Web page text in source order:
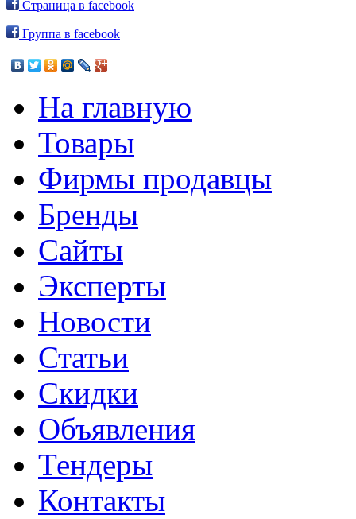
Страница в facebook
Группа в facebook
На главную
Товары
Фирмы продавцы
Бренды
Сайты
Эксперты
Новости
Статьи
Скидки
Объявления
Тендеры
Контакты